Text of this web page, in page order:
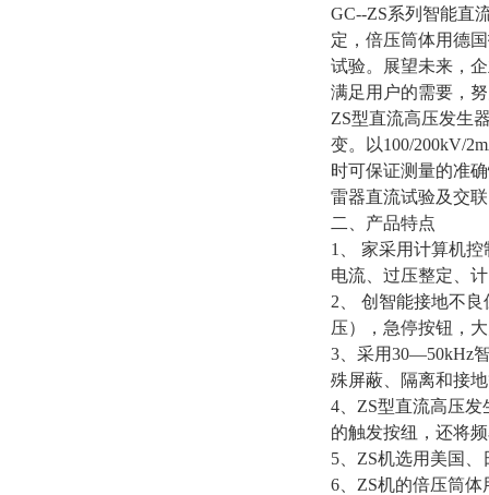
GC--ZS系列智能直
定，倍压筒体用德
试验。展望未来，
满足用户的需要，
ZS型直流高压发生
变。以100/200kV/
时可保证测量的准
雷器直流试验及交
二、产品特点
1、 家采用计算机
电流、过压整定、
2、 创智能接地不
压），急停按钮，
3、采用30—50kHz
殊屏蔽、隔离和接
4、ZS型直流高压
的触发按纽，还将
5、ZS机选用美国
6、ZS机的倍压筒